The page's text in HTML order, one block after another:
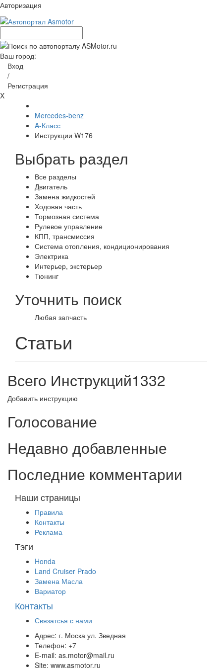
Авторизация
Ваш город:
Вход
/
Регистрация
X
Mercedes-benz
A-Класс
Инструкции W176
Выбрать раздел
Все разделы
Двигатель
Замена жидкостей
Ходовая часть
Тормозная система
Рулевое управление
КПП, трансмиссия
Система отопления, кондиционирования
Электрика
Интерьер, экстерьер
Тюнинг
Уточнить поиск
Любая запчасть
Статьи
Всего Инструкций1332
Добавить инструкцию
Голосование
Недавно добавленные
Последние комментарии
Наши страницы
Правила
Контакты
Реклама
Тэги
Honda
Land Cruiser Prado
Замена Масла
Вариатор
Контакты
Связатсья с нами
Адрес: г. Моска ул. Зведная
Телефон: +7
E-mail: as.motor@mail.ru
Site: www.asmotor.ru